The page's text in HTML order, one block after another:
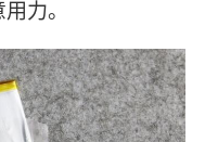
力。